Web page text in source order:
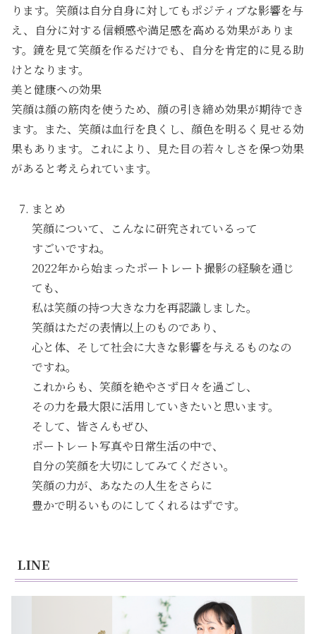
ります。笑顔は自分自身に対してもポジティブな影響を与
え、自分に対する信頼感や満足感を高める効果がありま
す。鏡を見て笑顔を作るだけでも、自分を肯定的に見る助
けとなります。
美と健康への効果
笑顔は顔の筋肉を使うため、顔の引き締め効果が期待でき
ます。また、笑顔は血行を良くし、顔色を明るく見せる効
果もあります。これにより、見た目の若々しさを保つ効果
があると考えられています。
まとめ
笑顔について、こんなに研究されているって
すごいですね。
2022年から始まったポートレート撮影の経験を通じ
ても、
私は笑顔の持つ大きな力を再認識しました。
笑顔はただの表情以上のものであり、
心と体、そして社会に大きな影響を与えるものなの
ですね。
これからも、笑顔を絶やさず日々を過ごし、
その力を最大限に活用していきたいと思います。
そして、皆さんもぜひ、
ポートレート写真や日常生活の中で、
自分の笑顔を大切にしてみてください。
笑顔の力が、あなたの人生をさらに
豊かで明るいものにしてくれるはずです。
LINE